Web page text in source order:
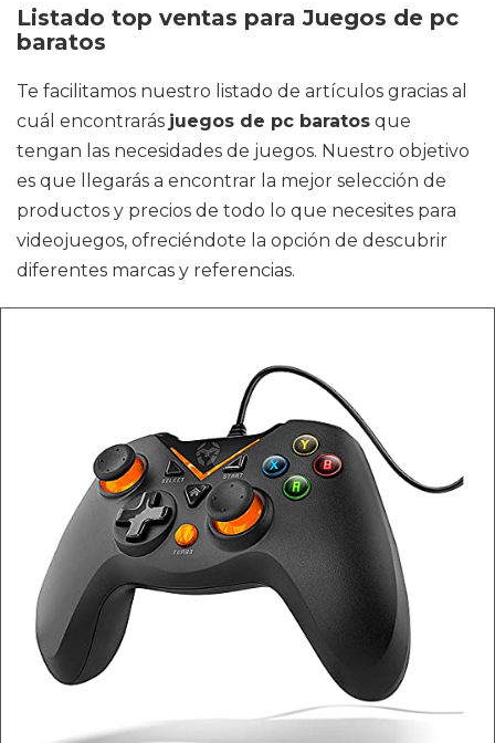
Listado top ventas para Juegos de pc
baratos
Te facilitamos nuestro listado de artículos gracias al
cuál encontrarás juegos de pc baratos que
tengan las necesidades de juegos. Nuestro objetivo
es que llegarás a encontrar la mejor selección de
productos y precios de todo lo que necesites para
videojuegos, ofreciéndote la opción de descubrir
diferentes marcas y referencias.